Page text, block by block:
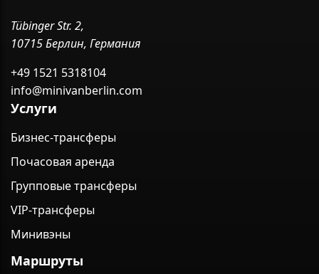
Tübinger Str. 2,
10715 Берлин, Германия
+49 1521 5318104
info@minivanberlin.com
Услуги
Бизнес-трансферы
Почасовая аренда
Групповые трансферы
VIP-трансферы
Минивэны
Маршруты